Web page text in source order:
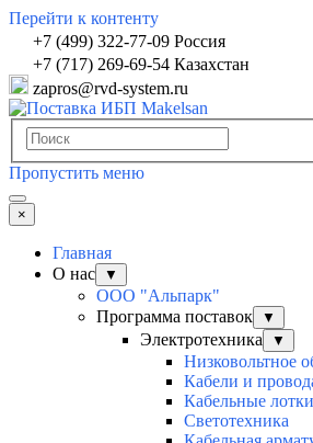
Перейти к контенту
+7 (499) 322-77-09 Россия
+7 (717) 269-69-54 Казахстан
zapros@rvd-system.ru
Пропустить меню
×
Главная
О нас
▼
ООО "Альпарк"
Программа поставок
▼
Электротехника ▼
Низковольтное
Кабели и
Кабельные лотки
Светотехника